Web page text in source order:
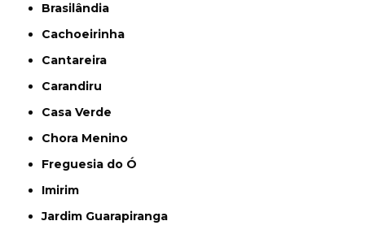
Brasilândia
Cachoeirinha
Cantareira
Carandiru
Casa Verde
Chora Menino
Freguesia do Ó
Imirim
Jardim Guarapiranga